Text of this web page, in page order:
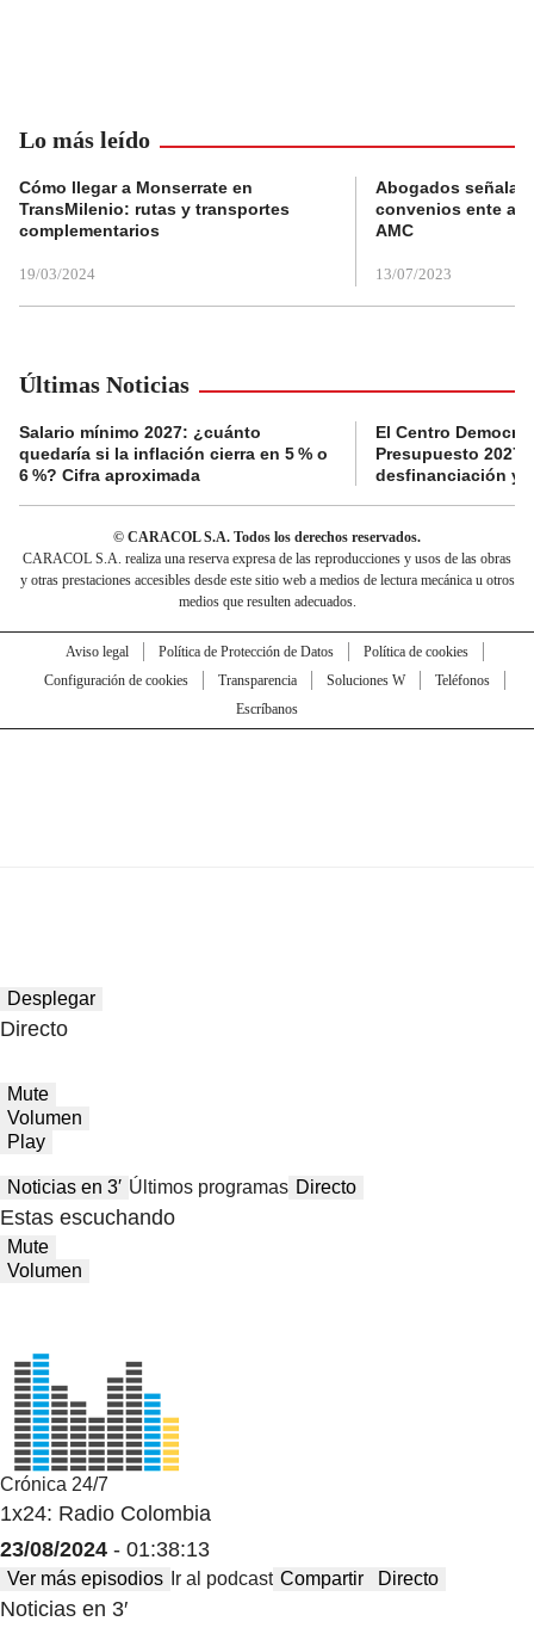
Lo más leído
Cómo llegar a Monserrate en
TransMilenio: rutas y transportes
complementarios
19/03/2024
Abogados
convenios ente
AMC
13/07/2023
Últimas Noticias
Salario mínimo 2027: ¿cuánto
quedaría si la inflación cierra en 5 % o
6 %? Cifra aproximada
El Centro
Presupuesto 2027
desfinanciación y
© CARACOL S.A. Todos los derechos reservados.
CARACOL S.A. realiza una reserva expresa de las reproducciones y usos de las obras
y otras prestaciones accesibles desde este sitio web a medios de lectura mecánica u otros
medios que resulten adecuados.
Aviso legal Política de Protección de Datos
Política de cookies
Configuración de cookies
Transparencia Soluciones W
Teléfonos
Escríbanos
Desplegar
Directo
Mute
Volumen
Play
Noticias en 3′ Últimos programas Directo
Estas escuchando
Mute
Volumen
Crónica 24/7
1x24: Radio Colombia
23/08/2024 - 01:38:13
Ver más episodios Ir al podcast Compartir Directo
Noticias en 3′